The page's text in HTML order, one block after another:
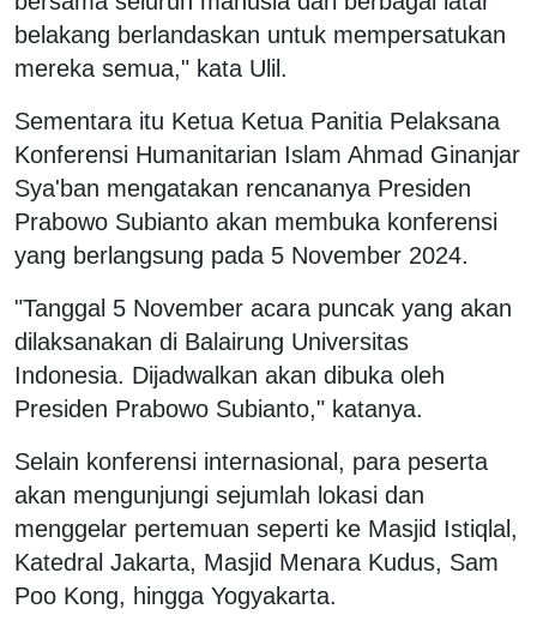
belakang berlandaskan untuk mempersatukan
mereka semua," kata Ulil.
Sementara itu Ketua Ketua Panitia Pelaksana
Konferensi Humanitarian Islam Ahmad Ginanjar
Sya'ban mengatakan rencananya Presiden
Prabowo Subianto akan membuka konferensi
yang berlangsung pada 5 November 2024.
"Tanggal 5 November acara puncak yang akan
dilaksanakan di Balairung Universitas
Indonesia. Dijadwalkan akan dibuka oleh
Presiden Prabowo Subianto," katanya.
Selain konferensi internasional, para peserta
akan mengunjungi sejumlah lokasi dan
menggelar pertemuan seperti ke Masjid Istiqlal,
Katedral Jakarta, Masjid Menara Kudus, Sam
Poo Kong, hingga Yogyakarta.